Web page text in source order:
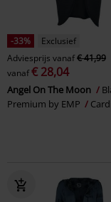
-33%
Exclusief
Adviesprijs vanaf€ 41,99
vanaf€ 28,04
Angel On The Moon
Premium by EMP